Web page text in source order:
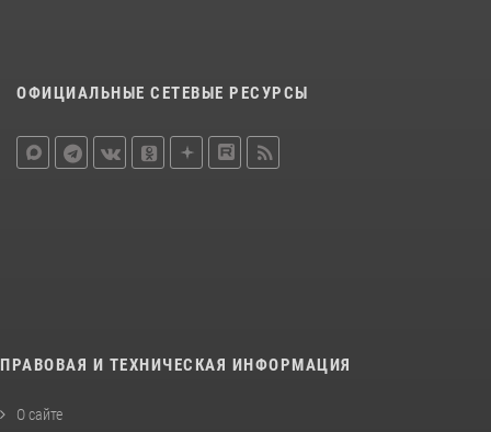
ОФИЦИАЛЬНЫЕ СЕТЕВЫЕ РЕСУРСЫ
ПРАВОВАЯ И ТЕХНИЧЕСКАЯ ИНФОРМАЦИЯ
О сайте